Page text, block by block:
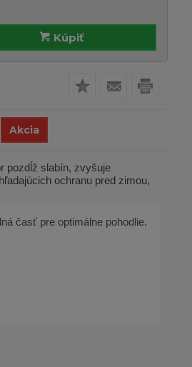
Kúpiť
Akcia
pozdĺž slabín, zvyšuje
ochranu pred zimou,
časť pre optimálne pohodlie.